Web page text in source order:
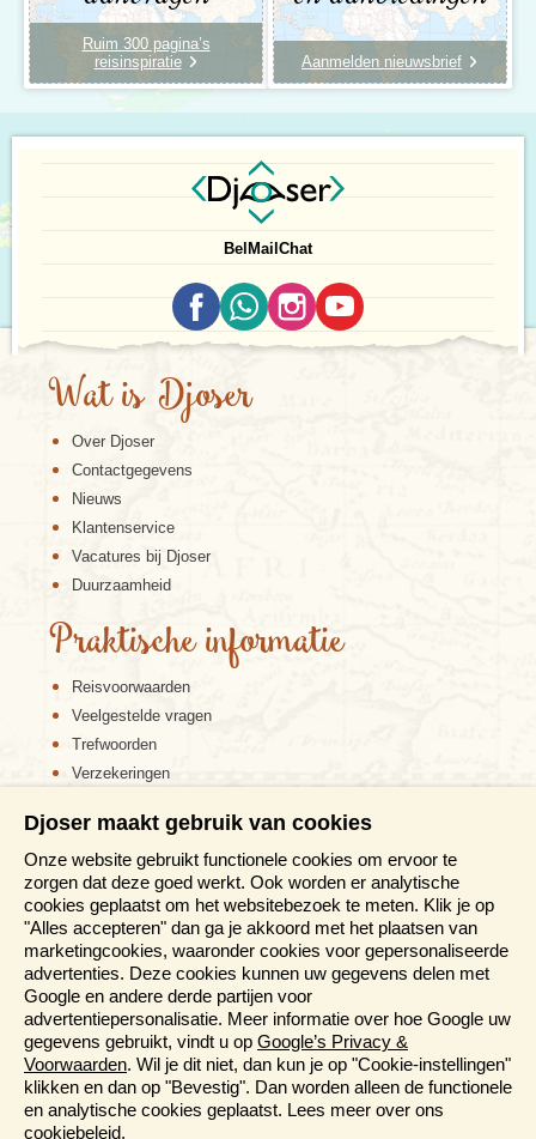
Ruim 300 pagina’s
reisinspiratie
Aanmelden nieuwsbrief
BelMailChat
Wat is Djoser
Over Djoser
Contactgegevens
Nieuws
Klantenservice
Vacatures bij Djoser
Duurzaamheid
Praktische informatie
Reisvoorwaarden
Veelgestelde vragen
Trefwoorden
Verzekeringen
Disclaimer
Cookiebeleid
Privacy verklaring
Reis en boek met Djoser zekerheid
Meer weten?
Brochures aanvragen
Informatiedagen
Magazine
Aanmelden nieuwsbrief
Djoser maakt gebruik van cookies
Onze website gebruikt functionele cookies om ervoor te
zorgen dat deze goed werkt. Ook worden er analytische
cookies geplaatst om het websitebezoek te meten. Klik je op
"Alles accepteren" dan ga je akkoord met het plaatsen van
marketingcookies, waaronder cookies voor gepersonaliseerde
advertenties. Deze cookies kunnen uw gegevens delen met
Google en andere derde partijen voor
advertentiepersonalisatie. Meer informatie over hoe Google uw
gegevens gebruikt, vindt u op Google’s Privacy &
Voorwaarden. Wil je dit niet, dan kun je op "Cookie-instellingen"
klikken en dan op "Bevestig". Dan worden alleen de functionele
en analytische cookies geplaatst. Lees meer over ons
cookiebeleid.